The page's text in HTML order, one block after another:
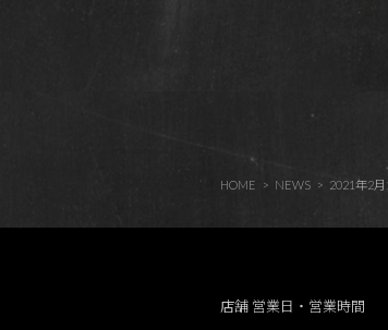
HOME NEWS 2021年2
店舗 営業日・営業時間